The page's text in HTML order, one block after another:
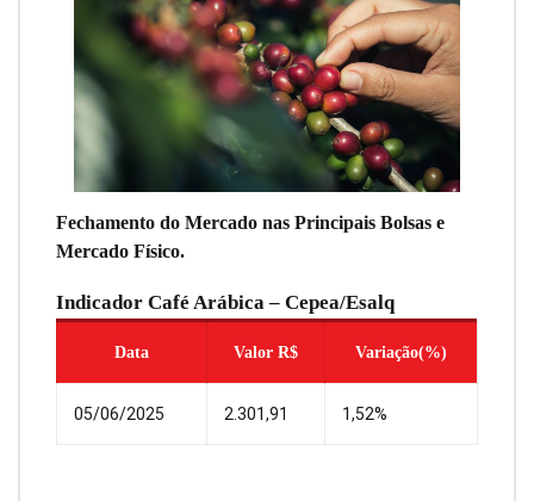
Fechamento do Mercado nas Principais Bolsas e
Mercado Físico.
Indicador Café Arábica – Cepea/Esalq
Data Valor R$ Variação(%)
05/06/2025 2.301,91 1,52%